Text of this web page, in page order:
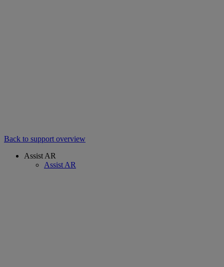
Back to support overview
Assist AR
Assist AR